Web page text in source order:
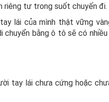
riêng tư trong suốt chuyến đi.
lái của mình thật vững
bằng ô tô sẽ có
tay lái chưa cứng hoặc